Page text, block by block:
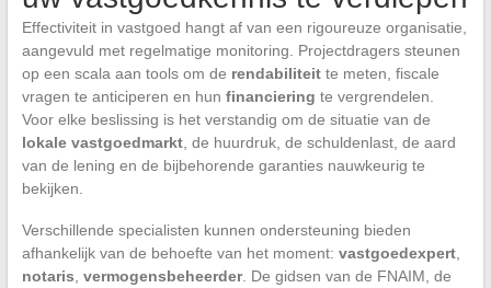
Effectiviteit in vastgoed hangt af van een rigoureuze organisatie,
aangevuld met regelmatige monitoring. Projectdragers steunen
op een scala aan tools om de rendabiliteitte meten, fiscale
vragen te anticiperen en hun financiering te vergrendelen.
Voor elke beslissing is het verstandig om de situatie van de
lokale vastgoedmarkt, de huurdruk, de schuldenlast, de aard
van de lening en de bijbehorende garanties nauwkeurig te
bekijken.
Verschillende specialisten kunnen ondersteuning bieden
afhankelijk van de behoefte van het moment: vastgoedexpert,
notaris vermogensbeheerder. De gidsen van de FNAIM, de